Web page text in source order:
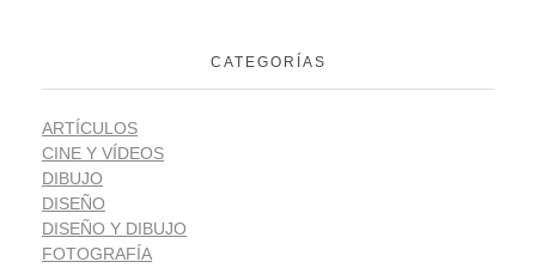
CATEGORÍAS
ARTÍCULOS
CINE Y VÍDEOS
DIBUJO
DISEÑO
DISEÑO Y DIBUJO
FOTOGRAFÍA